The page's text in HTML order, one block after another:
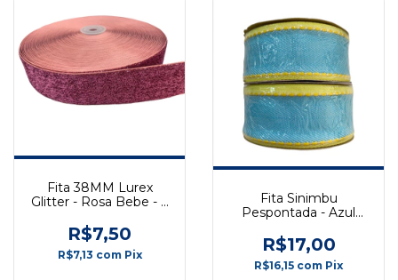
Fita 38MM Lurex
Glitter - Rosa Bebe - 2
R$7,50
R$7,13 com Pix
Fita Sinimbu
Pespontada - Azul
- 10m - COD: 1814/38-
04
R$17,00
R$16,15 com Pix